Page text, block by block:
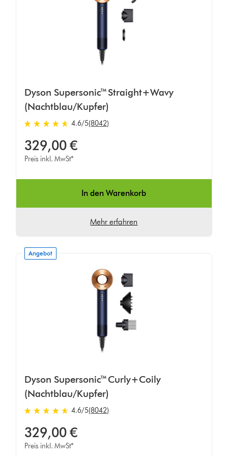
Dyson Supersonic™ Straight+Wavy
(Nachtblau/Kupfer)
4.6 von 5 Sternen in 8042 Bewertungen
4.6/5(8042)
329,00 €
Preis inkl. MwSt*
In den Warenkorb
Mehr erfahren
Angebot
Dyson Supersonic™ Curly+Coily
(Nachtblau/Kupfer)
4.6 von 5 Sternen in 8042 Bewertungen
4.6/5(8042)
329,00 €
Preis inkl. MwSt*